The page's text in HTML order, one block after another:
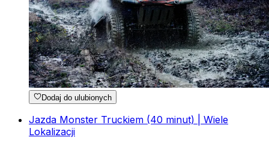
Dodaj do ulubionych
Jazda Monster Truckiem (40 minut) | Wiele
Lokalizacji